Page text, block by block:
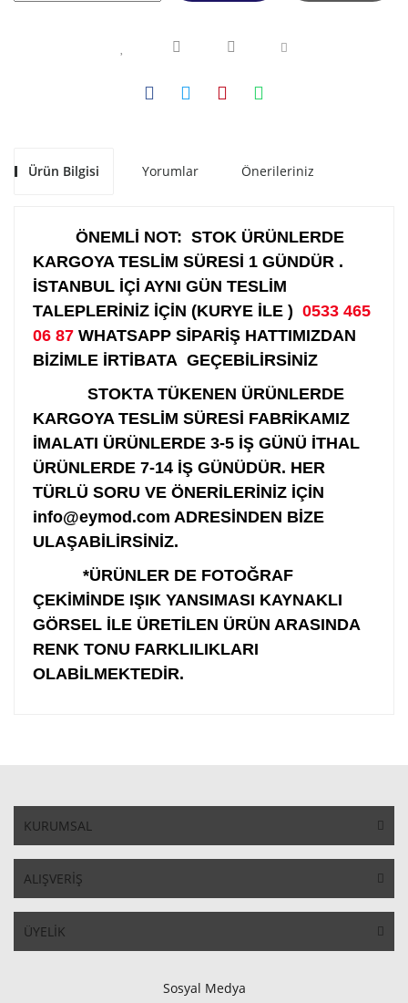
Ürün Bilgisi Yorumlar Önerileriniz
ÖNEMLİ NOT: STOK ÜRÜNLERDE
KARGOYA TESLİM SÜRESİ 1 GÜNDÜR .
İSTANBUL İÇİ AYNI GÜN TESLİM
TALEPLERİNİZ İÇİN (KURYE İLE ) 0533 465
06 87 WHATSAPP SİPARİŞ HATTIMIZDAN
BİZİMLE İRTİBATA GEÇEBİLİRSİNİZ
STOKTA TÜKENEN ÜRÜNLERDE
KARGOYA TESLİM SÜRESİ FABRİKAMIZ
İMALATI ÜRÜNLERDE 3-5 İŞ GÜNÜ İTHAL
ÜRÜNLERDE 7-14 İŞ GÜNÜDÜR. HER
TÜRLÜ SORU VE ÖNERİLERİNİZ İÇİN
info@eymod.com ADRESİNDEN BİZE
ULAŞABİLİRSİNİZ.
*ÜRÜNLER DE FOTOĞRAF
ÇEKİMİNDE IŞIK YANSIMASI KAYNAKLI
GÖRSEL İLE ÜRETİLEN ÜRÜN ARASINDA
RENK TONU FARKLILIKLARI
OLABİLMEKTEDİR.
KURUMSAL
ALIŞVERİŞ
ÜYELİK
Sosyal Medya